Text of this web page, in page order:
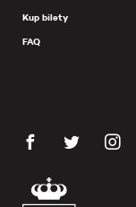
Kup bilety
FAQ